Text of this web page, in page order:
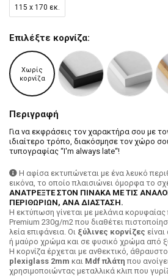
115 x 170 εκ.
Επιλέξτε κορνίζα:
Χωρίς
κορνίζα
Περιγραφή
Για να εκφράσεις τον χαρακτήρα σου με
ιδιαίτερο τρόπο, διακόσμησε τον χώρο
τυπογραφίας “I'm always late“!
Η αφίσα εκτυπώνεται με ένα λευκό
εικόνα, το οποίο πλαισιώνει όμορφα το
ΑΝΑΤΡΕΞΤΕ ΣΤΟΝ ΠΙΝΑΚΑ ΜΕ ΤΙΣ
ΠΕΡΙΘΩΡΙΩΝ, ΑΝΑ ΔΙΑΣΤΑΣΗ.
H εκτύπωση γίνεται με μελάνια
Premium 230g/m2 που διαθέτει
λεία επιφάνεια. Οι ξύλινες κορνίζες
ή μαύρο χρώμα και σε φυσικό χρώμα από
Η κορνίζα έρχεται με ανθεκτικό,
plexiglass 2mm και Mdf πλάτη που
χρησιμοποιώντας μεταλλικά κλιπ που